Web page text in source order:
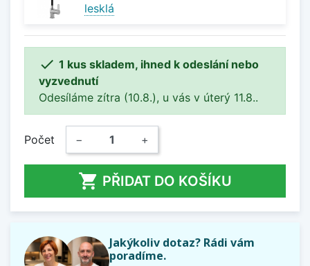
lesklá
 1 kus skladem, ihned k odeslání nebo
vyzvednutí
Odesíláme zítra (10.8.), u vás v úterý 11.8..
Počet − +
 PŘIDAT DO KOŠÍKU
Jakýkoliv dotaz? Rádi vám
poradíme.